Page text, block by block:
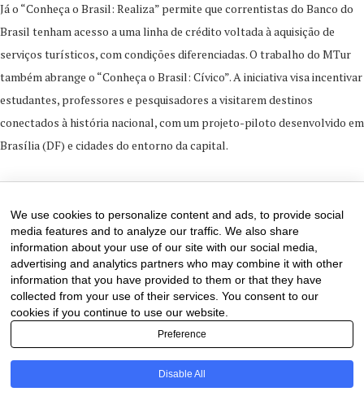
Já o “Conheça o Brasil: Realiza” permite que correntistas do Banco do
Brasil tenham acesso a uma linha de crédito voltada à aquisição de
serviços turísticos, com condições diferenciadas. O trabalho do MTur
também abrange o “Conheça o Brasil: Cívico”. A iniciativa visa incentivar
estudantes, professores e pesquisadores a visitarem destinos
conectados à história nacional, com um projeto-piloto desenvolvido em
Brasília (DF) e cidades do entorno da capital.
We use cookies to personalize content and ads, to provide social
media features and to analyze our traffic. We also share
information about your use of our site with our social media,
advertising and analytics partners who may combine it with other
information that you have provided to them or that they have
collected from your use of their services. You consent to our
cookies if you continue to use our website.
Preference
Disable All